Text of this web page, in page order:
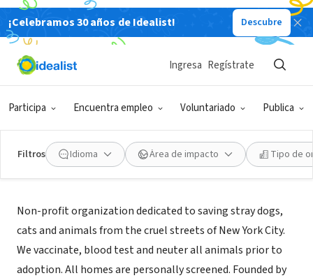
¡Celebramos 30 años de Idealist! Descubre
Participa Encuentra empleo Voluntariado Publica
Ingresa Regístrate
Filtros Idioma Área de impacto Tipo de
ORGANIZACIÓN SIN FIN DE LUCRO
Mighty Mutts
Acerca de
Non-profit organization dedicated to saving stray dogs,
cats and animals from the cruel streets of New York City.
We vaccinate, blood test and neuter all animals prior to
adoption. All homes are personally screened. Founded by